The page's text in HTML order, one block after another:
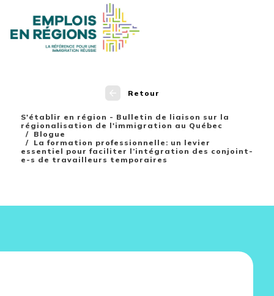
Retour
S'établir en région - Bulletin de liaison sur la
régionalisation de l'immigration au Québec
Blogue
La formation professionnelle: un levier
essentiel pour faciliter l’intégration des conjoint-
e-s de travailleurs temporaires